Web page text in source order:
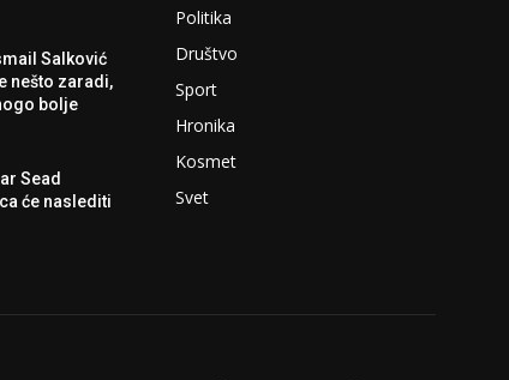
Salković
nešto zaradi,
bolje
Sead
će naslediti
Politika
Društvo
Sport
Hronika
Kosmet
Svet